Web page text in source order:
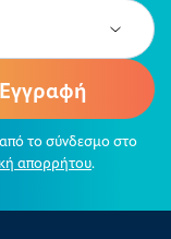
το σύνδεσμο στο
απορρήτου.